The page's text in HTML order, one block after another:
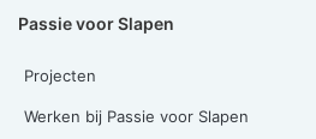
Passie voor Slapen
Projecten
Werken bij Passie voor Slapen